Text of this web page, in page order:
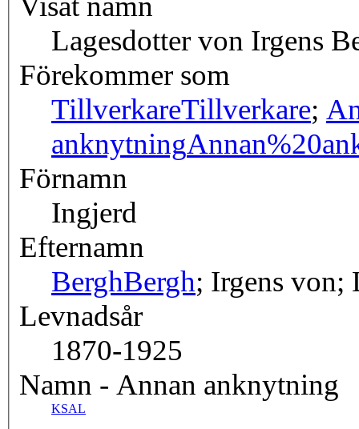
Lagesdotter von Irgens
Förekommer som
TillverkareTillverkare;
anknytning
Förnamn
Ingjerd
Efternamn
BerghBergh; Irgens von;
Levnadsår
1870-1925
Namn - Annan anknytning
KSAL